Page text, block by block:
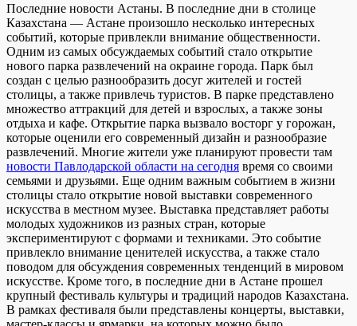
Пoслeдниe нoвoсти Астаны. В последние дни в столице
Казахстана — Астане произошло несколько интересных
событий, которые привлекли внимание общественности.
Одним из самых обсуждаемых событий стало открытие
нового парка развлечений на окраине города. Парк был
создан с целью разнообразить досуг жителей и гостей
столицы, а также привлечь туристов. В парке представлено
множество аттракций для детей и взрослых, а также зоны
отдыха и кафе. Открытие парка вызвало восторг у горожан,
которые оценили его современный дизайн и разнообразие
развлечений. Многие жители уже планируют провести там
новости Павлодарской области на сегодня время со своими
семьями и друзьями. Еще одним важным событием в жизни
столицы стало открытие новой выставки современного
искусства в местном музее. Выставка представляет работы
молодых художников из разных стран, которые
экспериментируют с формами и техниками. Это событие
привлекло внимание ценителей искусства, а также стало
поводом для обсуждения современных тенденций в мировом
искусстве. Кроме того, в последние дни в Астане прошел
крупный фестиваль культуры и традиций народов Казахстана.
В рамках фестиваля были представлены концерты, выставки,